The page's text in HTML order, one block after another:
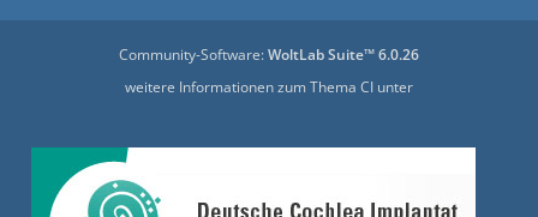
Community-Software:WoltLab Suite™ 6.0.26
weitere Informationen zum Thema CI unter